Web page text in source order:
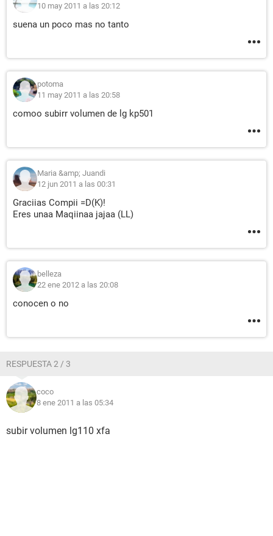
10 may 2011 a las 20:12
suena un poco mas no tanto
potoma
11 may 2011 a las 20:58
comoo subirr volumen de lg kp501
Maria &amp; Juandi
12 jun 2011 a las 00:31
Graciias Compii =D(K)!
Eres unaa Maqiinaa jajaa (LL)
belleza
22 ene 2012 a las 20:08
conocen o no
RESPUESTA 2 / 3
coco
8 ene 2011 a las 05:34
subir volumen lg110 xfa